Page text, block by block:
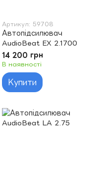
Артикул: 59708
Автопідсилювач
AudioBeat EX 2.1700
14 200 грн
В наявності
Купити